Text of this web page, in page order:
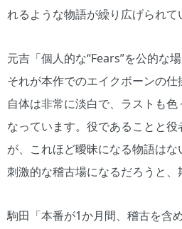
れるような物語が繰り広げられて
元吉「個人的な“Fears”を公的な
それが本作でのエイクボーンの
自体は非常に淡白で、ラストも
なっています。役であることと
が、これほど曖昧になる物語は
刺激的な稽古場になるだろうと、
駒田「本番が1か月間、稽古を含